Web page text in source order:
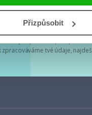
Přizpůsobit
je u nás v bezpečí. Přečti si
zpracováváme tvé údaje, najdeš